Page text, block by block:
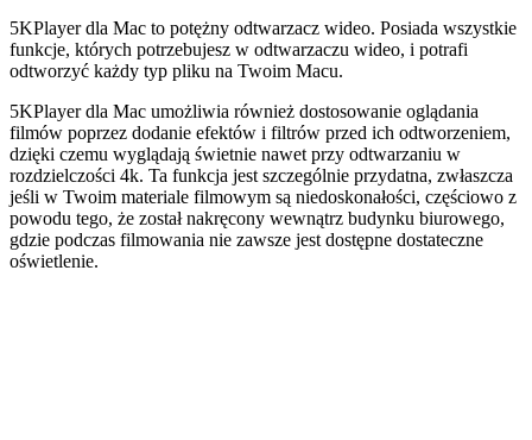
5KPlayer dla Mac to potężny odtwarzacz wideo. Posiada wszystkie
funkcje, których potrzebujesz w odtwarzaczu wideo, i potrafi
odtworzyć każdy typ pliku na Twoim Macu.
5KPlayer dla Mac umożliwia również dostosowanie oglądania
filmów poprzez dodanie efektów i filtrów przed ich odtworzeniem,
dzięki czemu wyglądają świetnie nawet przy odtwarzaniu w
rozdzielczości 4k. Ta funkcja jest szczególnie przydatna, zwłaszcza
jeśli w Twoim materiale filmowym są niedoskonałości, częściowo z
powodu tego, że został nakręcony wewnątrz budynku biurowego,
gdzie podczas filmowania nie zawsze jest dostępne dostateczne
oświetlenie.